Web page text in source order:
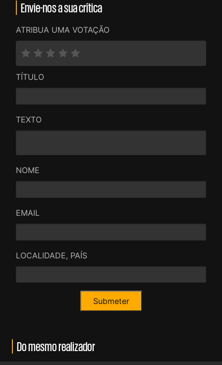
Envie-nos a sua crítica
ATRIBUA UMA VOTAÇÃO
TÍTULO
TEXTO
NOME
EMAIL
LOCALIDADE, PAÍS
Do mesmo realizador